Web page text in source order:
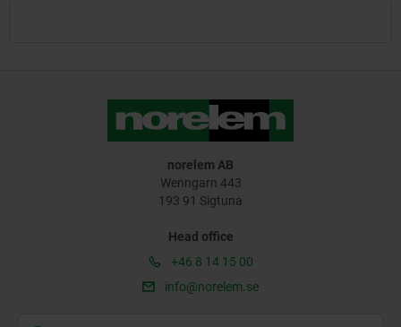
norelem AB
Wenngarn 443
193 91 Sigtuna
Head office
+46 8 14 15 00
info@norelem.se